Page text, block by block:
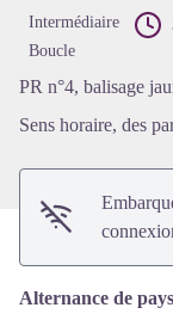
Intermédiaire
Boucle
PR n°4, balisage
Sens horaire, des
Alternance de